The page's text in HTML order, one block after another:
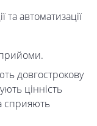
та автоматизації
прийоми.
довгострокову
цінність
сприяють